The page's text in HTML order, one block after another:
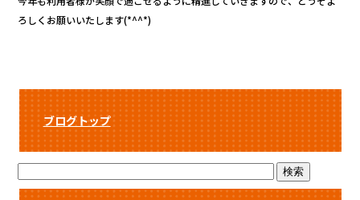
k
ろしくお願いいたします(*^^*)
ブログトップ